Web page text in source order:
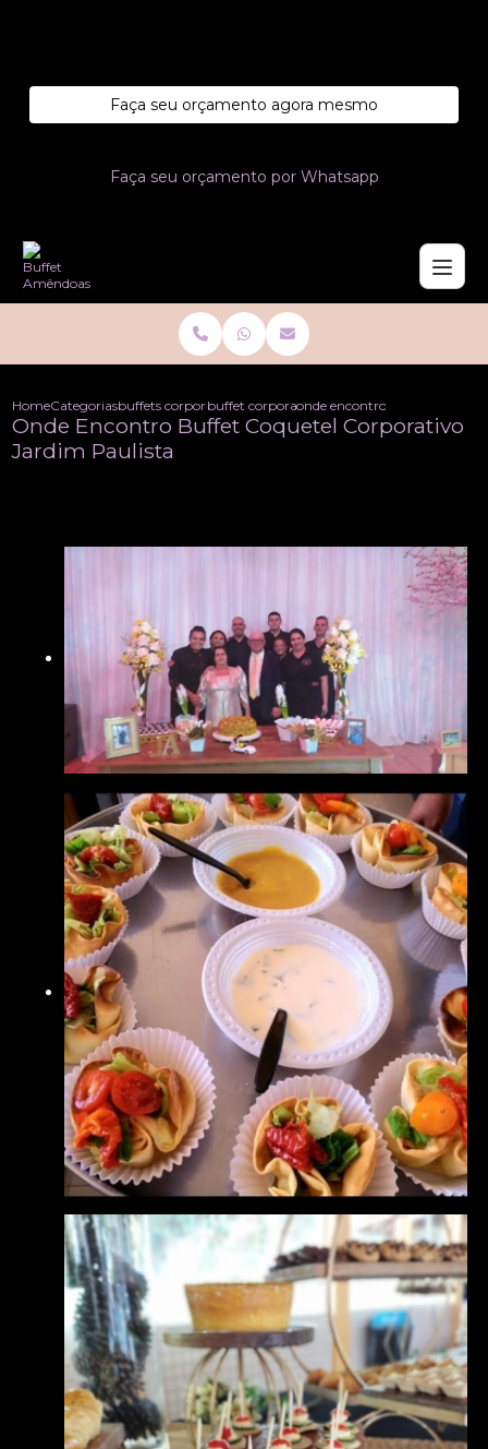
Faça seu orçamento agora mesmo
Faça seu orçamento por Whatsapp
HomeCategoriasbuffets corporativobuffet corporativoonde encontro buffet
Onde Encontro Buffet Coquetel Corporativo
Jardim Paulista